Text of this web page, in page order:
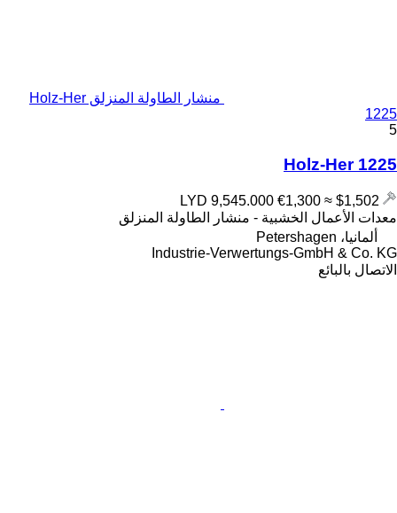
منشار الطاولة المنزلق Holz-Her
1225
5
Holz-Her 1225
€1,300 ≈ $1,502
معدات الأعمال الخشبية - منشار الطاولة المنزلق
ألمانيا، Petershagen
Industrie-Verwertungs-GmbH & Co. KG
الاتصال بالبائع